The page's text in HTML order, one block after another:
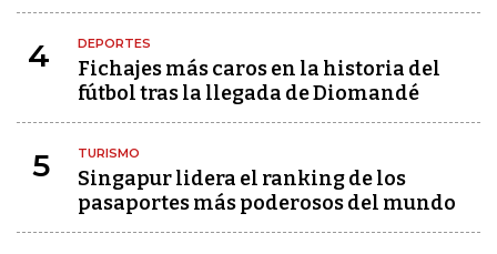
4 DEPORTES
Fichajes más caros en la historia del
fútbol tras la llegada de Diomandé
5 TURISMO
Singapur lidera el ranking de los
pasaportes más poderosos del mundo